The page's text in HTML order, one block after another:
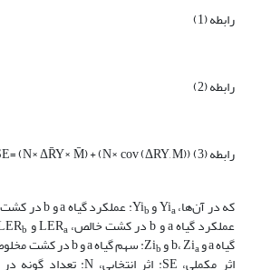
رابطه­ (1)
رابطه­ (2)
که در آن‌ها، Yia و Yib : عملکرد گیاه a و b در کشت مخلوط، Ym
عملکرد گیاه a و b در کشت خالص، LER a و LER b
گیاه a و b، Zi a و Zib